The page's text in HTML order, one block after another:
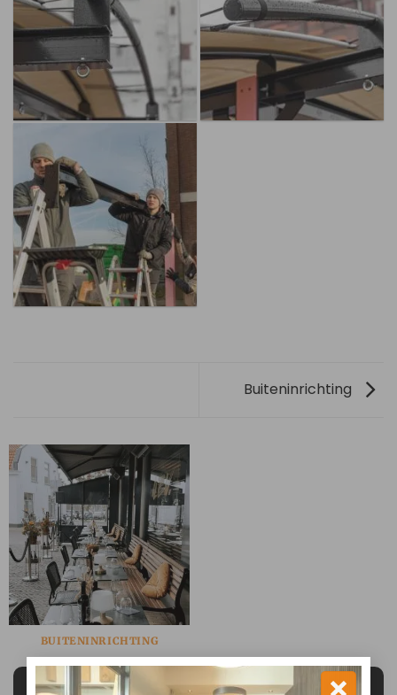
Buiteninrichting
BUITENINRICHTING